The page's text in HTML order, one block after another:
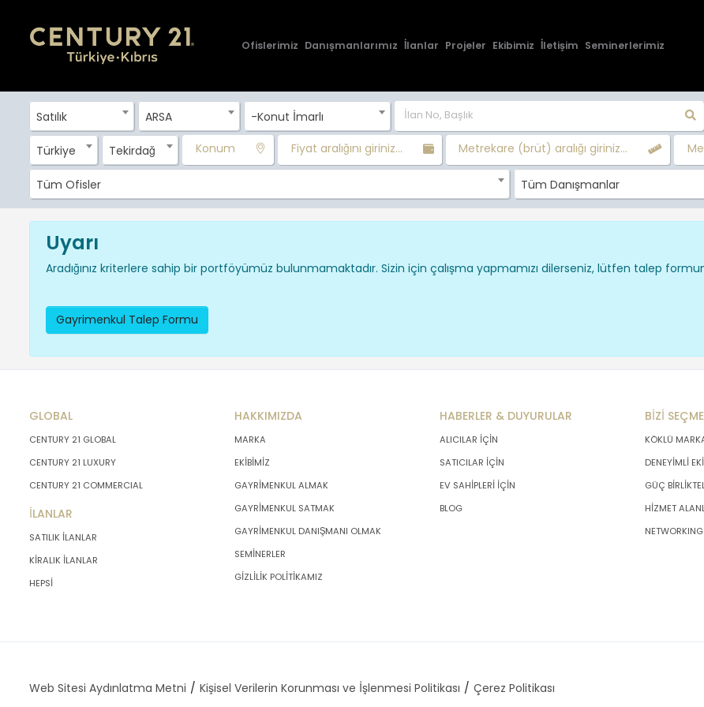
Ofislerimiz Danışmanlarımız İlanlar Projeler Ekibimiz İletişim Seminerlerimiz
Satılık ARSA -Konut İmarlı
Türkiye Tekirdağ Konum Fiyat aralığını giriniz... Metrekare (brüt) aralığı giriniz...
Tüm Ofisler Tüm Danışmanlar
Uyarı
Aradığınız kriterlere sahip bir portföyümüz bulunmamaktadır. Sizin için çalışma yapmamızı dilerseniz, lütfen talep
Gayrimenkul Talep Formu
GLOBAL
CENTURY 21 GLOBAL
CENTURY 21 LUXURY
CENTURY 21 COMMERCIAL
İLANLAR
SATILIK İLANLAR
KİRALIK İLANLAR
HEPSİ
HAKKIMIZDA
MARKA
EKİBİMİZ
GAYRİMENKUL ALMAK
GAYRİMENKUL SATMAK
GAYRİMENKUL DANIŞMANI OLMAK
SEMİNERLER
GİZLİLİK POLİTİKAMIZ
HABERLER & DUYURULAR
ALICILAR İÇİN
SATICILAR İÇİN
EV SAHİPLERİ İÇİN
BLOG
BİZİ
KÖKLÜ
DENEYİMLİ
GÜÇ
HİZMET
NETWORKING
Web Sitesi Aydınlatma Metni Kişisel Verilerin Korunması ve İşlenmesi Politikası Çerez Politikası